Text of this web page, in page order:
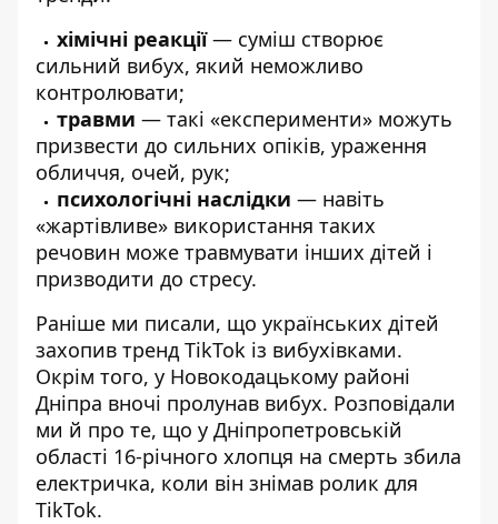
хімічні реакції— суміш створює
сильний вибух, який неможливо
контролювати;
травми — такі «експерименти» можуть
призвести до сильних опіків, ураження
обличчя, очей, рук;
психологічні наслідки — навіть
«жартівливе» використання таких
речовин може травмувати інших дітей і
призводити до стресу.
Раніше ми писали, що українських дітей
захопив тренд TikTok із вибухівками.
Окрім того, у Новокодацькому районі
Дніпра вночі пролунав вибух. Розповідали
ми й про те, що у Дніпропетровській
області 16-річного хлопця на смерть збила
електричка, коли він знімав ролик для
TikTok.